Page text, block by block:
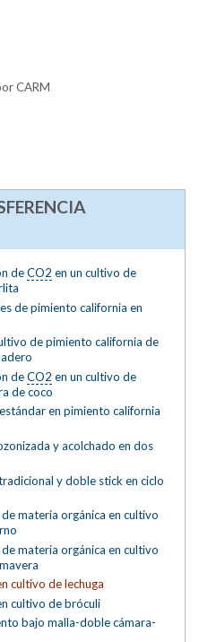
CARM
deCO2 en un cultivo de
de pimiento california en
de pimiento california de
deCO2 en un cultivo de
de coco
en pimiento california
y acolchado en dos
y doble stick en ciclo
materia orgánica en cultivo
materia orgánica en cultivo
cultivo de lechuga
cultivo de bróculi
bajo malla-doble cámara-